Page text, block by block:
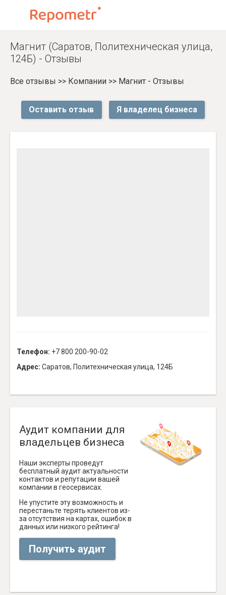
Магнит (Саратов, Политехническая улица,
124Б) - Отзывы
Все отзывы >> Компании >> Магнит - Отзывы
Оставить отзыв Я владелец бизнеса
Телефон: +7 800 200-90-02
Адрес: Саратов, Политехническая улица, 124Б
Аудит компании для
владельцев бизнеса
Наши эксперты проведут
бесплатный аудит актуальности
контактов и репутации вашей
компании в геосервисах.
Не упустите эту возможность и
перестаньте терять клиентов из-
за отсутствия на картах, ошибок в
данных или низкого рейтинга!
Получить аудит